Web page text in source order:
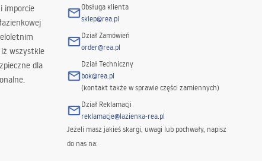
imporcie
wszystkie
dla
Obsługa klienta
sklep@rea.pl
Dział Zamówień
order@rea.pl
Dział Techniczny
bok@rea.pl
(kontakt także w sprawie części zamiennych)
Dział Reklamacji
reklamacje@lazienka-rea.pl
Jeżeli masz jakieś skargi, uwagi lub pochwały, napisz
do nas na: